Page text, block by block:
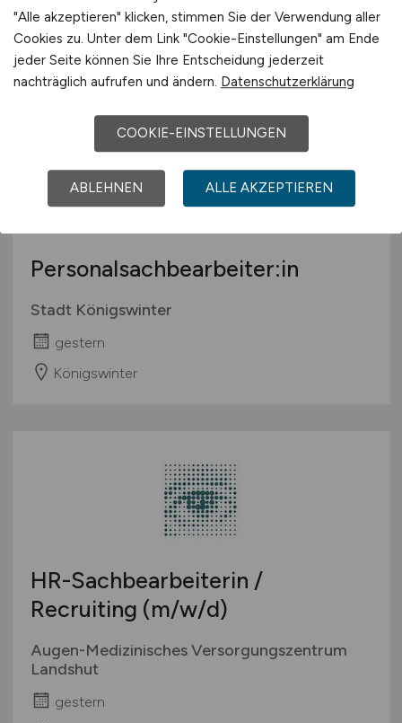
gestern
Ulm
Personalsachbearbeiter:in
Stadt Königswinter
gestern
Königswinter
HR-Sachbearbeiterin /
Recruiting (m/w/d)
Augen-Medizinisches Versorgungszentrum
Landshut
gestern
"Alle akzeptieren" klicken, stimmen Sie der Verwendung aller
Cookies zu. Unter dem Link "Cookie-Einstellungen" am Ende
jeder Seite können Sie Ihre Entscheidung jederzeit
nachträglich aufrufen und ändern. Datenschutzerklärung
COOKIE-EINSTELLUNGEN
ABLEHNEN ALLE AKZEPTIEREN